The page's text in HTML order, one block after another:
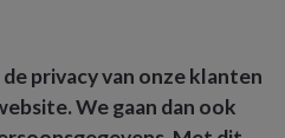
privacy van onze klanten
We gaan dan ook